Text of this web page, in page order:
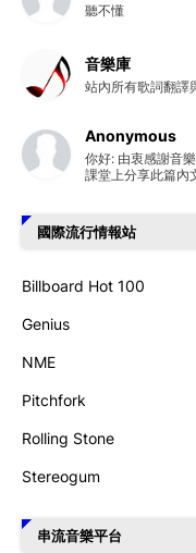
聽不懂
音樂庫
站內所有歌詞翻譯
Anonymous
你好: 由衷感謝音
課堂上分享此篇內
國際流行情報站
Billboard Hot 100
Genius
NME
Pitchfork
Rolling Stone
Stereogum
串流音樂平台